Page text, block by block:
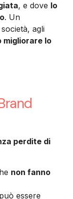
, e dove lo
. Un
agli
migliorare lo
perdite di
non fanno
essere